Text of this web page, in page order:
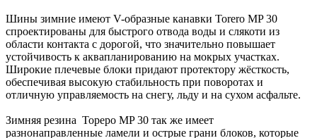
Шины зимние имеют V-образные канавки Torero MP 30
спроектированы для быстрого отвода воды и слякоти из
области контакта с дорогой, что значительно повышает
устойчивость к аквапланированию на мокрых участках.
Широкие плечевые блоки придают протектору жёсткость,
обеспечивая высокую стабильность при поворотах и
отличную управляемость на снегу, льду и на сухом асфальте.
Зимняя резина Тореро MP 30 так же имеет
разнонаправленные ламели и острые грани блоков, которые